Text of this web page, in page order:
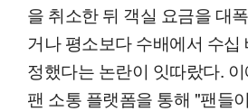
을 취소한 뒤 객실 요금을 대
거나 평소보다 수배에서 수십
정했다는 논란이 잇따랐다.
팬 소통 플랫폼을 통해 "팬들